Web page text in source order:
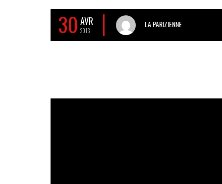
30 AVR
2013
LA PARIZIENNE